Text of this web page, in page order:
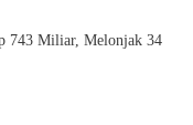
743 Miliar, Melonjak 34